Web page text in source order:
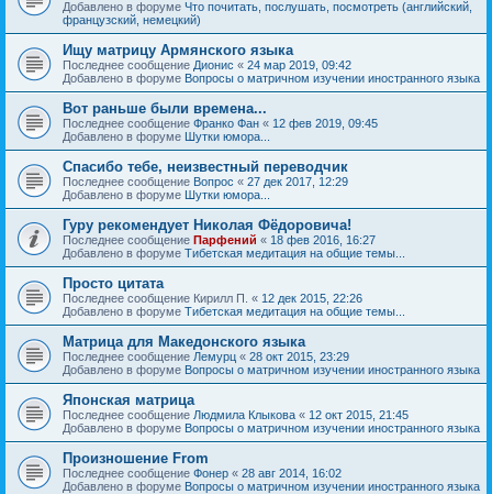
Добавлено в форуме Что почитать, послушать, посмотреть (английский,
французский, немецкий)
Ищу матрицу Армянского языка
Последнее сообщение Дионис « 24 мар 2019, 09:42
Добавлено в форуме Вопросы о матричном изучении иностранного языка
Вот раньше были времена...
Последнее сообщение Франко Фан « 12 фев 2019, 09:45
Добавлено в форуме Шутки юмора...
Спасибо тебе, неизвестный переводчик
Последнее сообщение Вопрос « 27 дек 2017, 12:29
Добавлено в форуме Шутки юмора...
Гуру рекомендует Николая Фёдоровича!
Последнее сообщение Парфений « 18 фев 2016, 16:27
Добавлено в форуме Тибетская медитация на общие темы...
Просто цитата
Последнее сообщение Кирилл П. « 12 дек 2015, 22:26
Добавлено в форуме Тибетская медитация на общие темы...
Матрица для Македонского языка
Последнее сообщение Лемурц « 28 окт 2015, 23:29
Добавлено в форуме Вопросы о матричном изучении иностранного языка
Японская матрица
Последнее сообщение Людмила Клыкова « 12 окт 2015, 21:45
Добавлено в форуме Вопросы о матричном изучении иностранного языка
Произношение From
Последнее сообщение Фонер « 28 авг 2014, 16:02
Добавлено в форуме Вопросы о матричном изучении иностранного языка